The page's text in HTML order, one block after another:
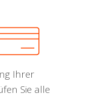
Ihrer
Sie alle